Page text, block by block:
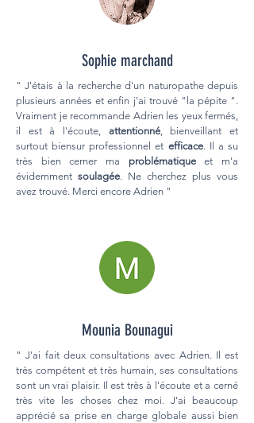
Sophie marchand
" J'étais à la recherche d'un naturopathe depuis
plusieurs années et enfin j'ai trouvé "la pépite ".
Vraiment je recommande Adrien les yeux fermés,
il est à l'écoute, attentionné, bienveillant et
surtout biensur professionnel et efficace. Il a su
très bien cerner ma problématiqueet m'a
évidemment soulagée. Ne cherchez plus vous
avez trouvé. Merci encore Adrien "
Mounia Bounagui
" J'ai fait deux consultations avec Adrien. Il est
très compétent et très humain, ses consultations
sont un vrai plaisir. Il est très à l'écoute et a cerné
très vite les choses chez moi. J'ai beaucoup
apprécié sa prise en charge globale aussi bien